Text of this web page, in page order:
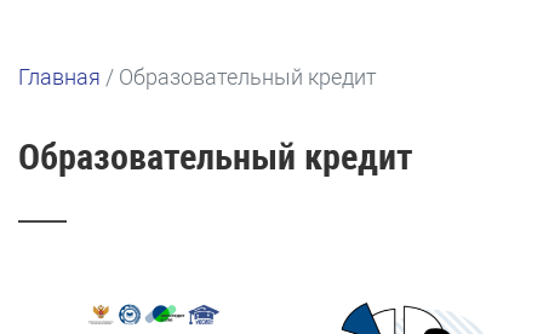
Главная / Образовательный кредит
Образовательный кредит